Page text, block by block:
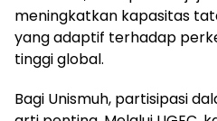
meningkatkan kapasitas
yang adaptif terhadap
tinggi global.
Bagi Unismuh, partisipasi